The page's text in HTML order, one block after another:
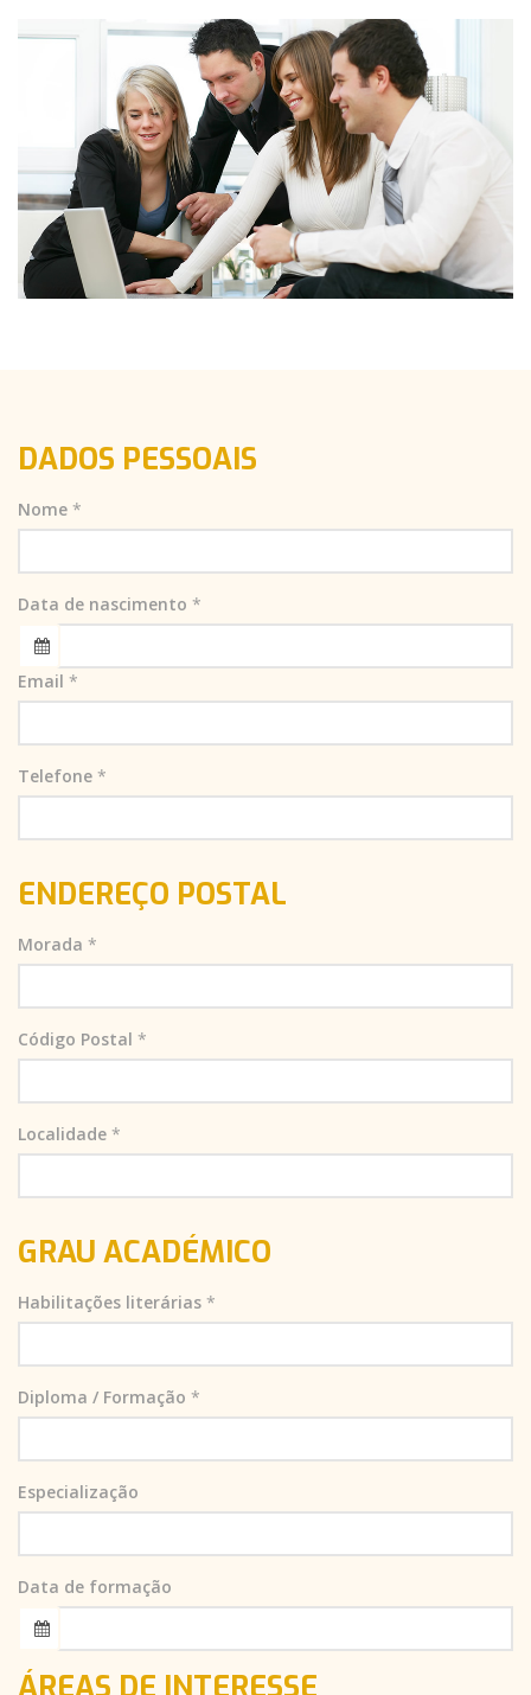
DADOS PESSOAIS
Nome *
Data de nascimento *
Email *
Telefone *
ENDEREÇO POSTAL
Morada *
Código Postal *
Localidade *
GRAU ACADÉMICO
Habilitações literárias *
Diploma / Formação *
Especialização
Data de formação